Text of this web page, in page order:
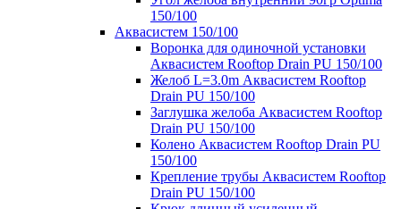
150/100
Аквасистем 150/100
Воронка для одиночной установки
Аквасистем Rooftop Drain PU 150/100
Желоб L=3.0m Аквасистем Rooftop
Drain PU 150/100
Заглушка желоба Аквасистем Rooftop
Drain PU 150/100
Колено Аквасистем Rooftop Drain PU
150/100
Крепление трубы Аквасистем Rooftop
Drain PU 150/100